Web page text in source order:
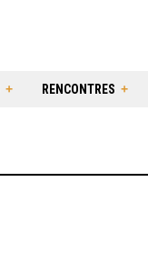
RENCONTRES